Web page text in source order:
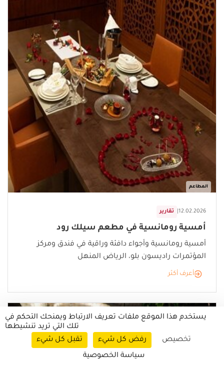
المطاعم
تقارير 12.02.2026
أمسية رومانسية في مطعم سيلك رود
أمسية رومانسية وأجواء دافئة وراقية في فندق ومركز
المؤتمرات راديسون بلو، الرياض المنهل
أعرف أكثر
يستخدم هذا الموقع ملفات تعريف الارتباط ويمنحك التحكم في
تلك التي تريد تنشيطها
تقبل كل شيء
رفض كل شيء
تخصيص
سياسة الخصوصية